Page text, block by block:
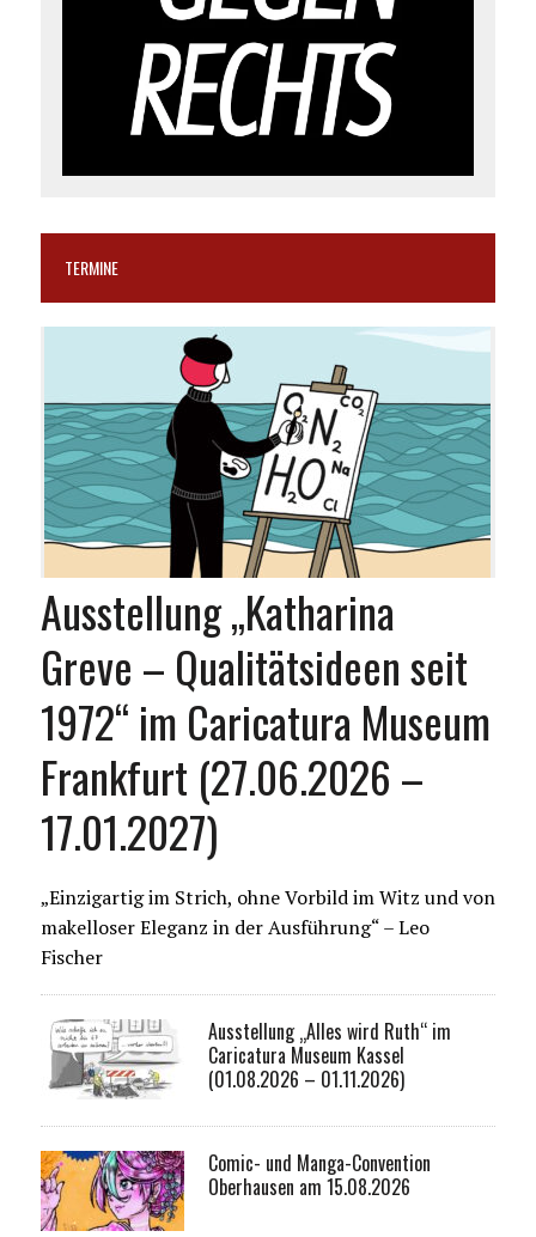
TERMINE
Ausstellung „Katharina
Greve – Qualitätsideen seit
1972“ im Caricatura Museum
Frankfurt (27.06.2026 –
17.01.2027)
„Einzigartig im Strich, ohne Vorbild im Witz und von
makelloser Eleganz in der Ausführung“ – Leo
Fischer
Ausstellung „Alles wird Ruth“ im
Caricatura Museum Kassel
(01.08.2026 – 01.11.2026)
Comic- und Manga-Convention
Oberhausen am 15.08.2026